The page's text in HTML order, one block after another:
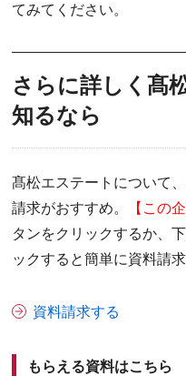
てみてください。
さらに詳しく髙
知るなら
髙松エステートについて
請求がおすすめ。
【この
タンをクリックするか、
ックすると簡単に資料請
資料請求する
もらえる資料はこちら